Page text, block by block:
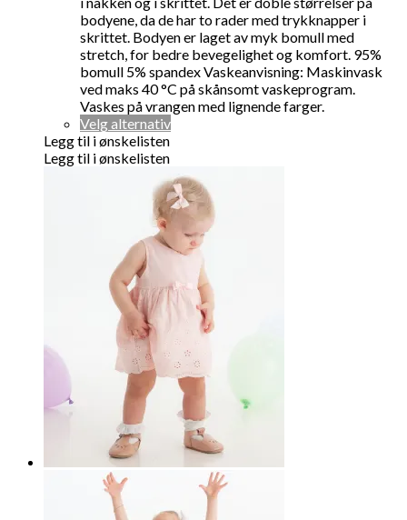
bodyene, da de har to rader med trykknapper i
skrittet. Bodyen er laget av myk bomull med
stretch, for bedre bevegelighet og komfort. 95%
bomull 5% spandex Vaskeanvisning: Maskinvask
ved maks 40 °C på skånsomt vaskeprogram.
Vaskes på vrangen med lignende farger.
Velg alternativDette
flere
varianter.
Alternativene
kan
velges
på
produktsiden
Legg til i ønskelisten
Legg til i ønskelisten